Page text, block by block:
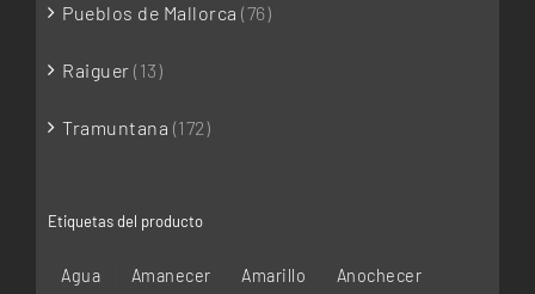
Pueblos de Mallorca (76)
Raiguer (13)
Tramuntana (172)
Etiquetas del producto
Agua Amanecer Amarillo Anochecer